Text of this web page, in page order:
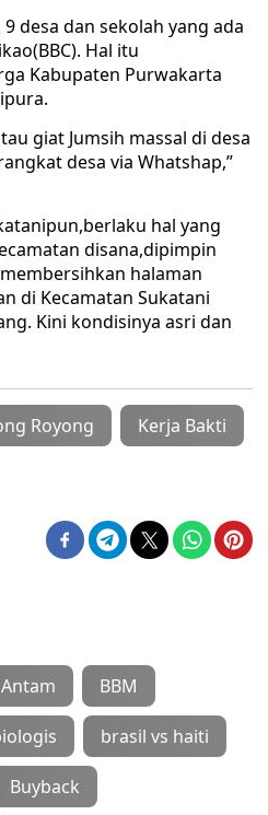
desa dan sekolah yang ada
Hal itu
Kabupaten Purwakarta
giat Jumsih massal di desa
desa via Whatshap,”
hal yang
disana,dipimpin
halaman
di Kecamatan Sukatani
Kini kondisinya asri dan
Royong Kerja Bakti
Antam BBM
brasil vs haiti
Buyback